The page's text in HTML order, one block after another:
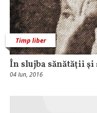
Timp liber
În slujba sănătăţii
04 Iun, 2016